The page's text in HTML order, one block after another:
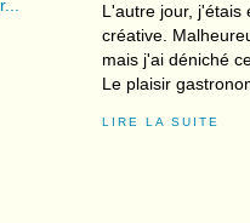
L'autre jour, j'étais
créative.
mais j'ai déniché
Le plaisir
LIRE LA SUITE